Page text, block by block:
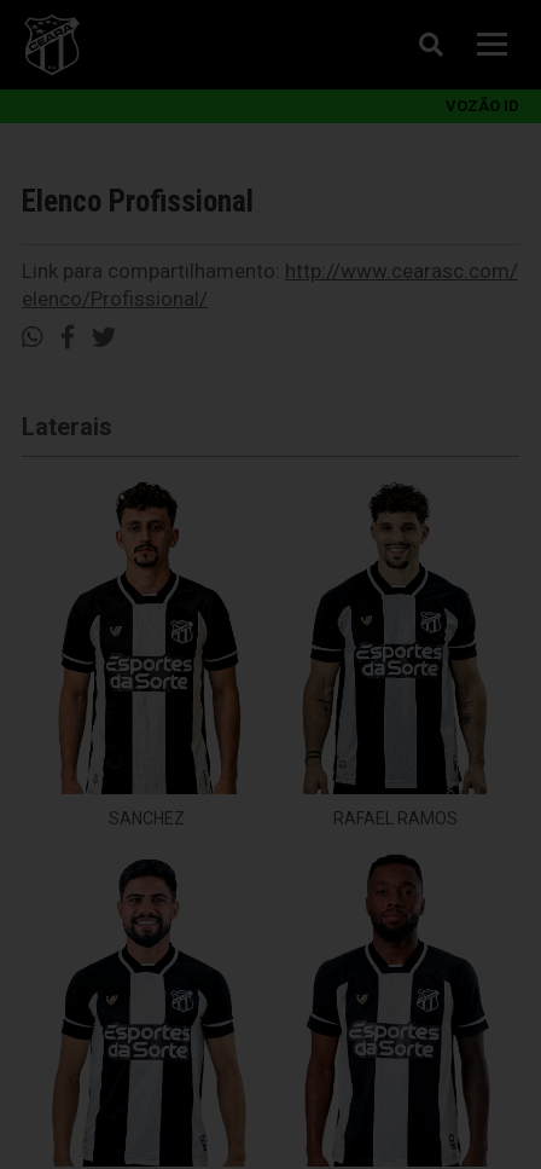
VOZÃO ID
Elenco Profissional
Link para compartilhamento: http://www.cearasc.com/
elenco/Profissional/
Laterais
SANCHEZ RAFAEL RAMOS